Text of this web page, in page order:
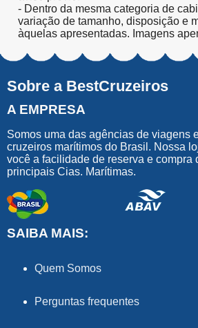
- Dentro da mesma categoria de
variação de tamanho, disposição e
àquelas apresentadas. Imagens
Sobre a BestCruzeiros
A EMPRESA
Somos uma das agências de viagens
cruzeiros marítimos do Brasil. Nossa
você a facilidade de reserva e compra
principais Cias. Marítimas.
SAIBA MAIS:
Quem Somos
Perguntas frequentes